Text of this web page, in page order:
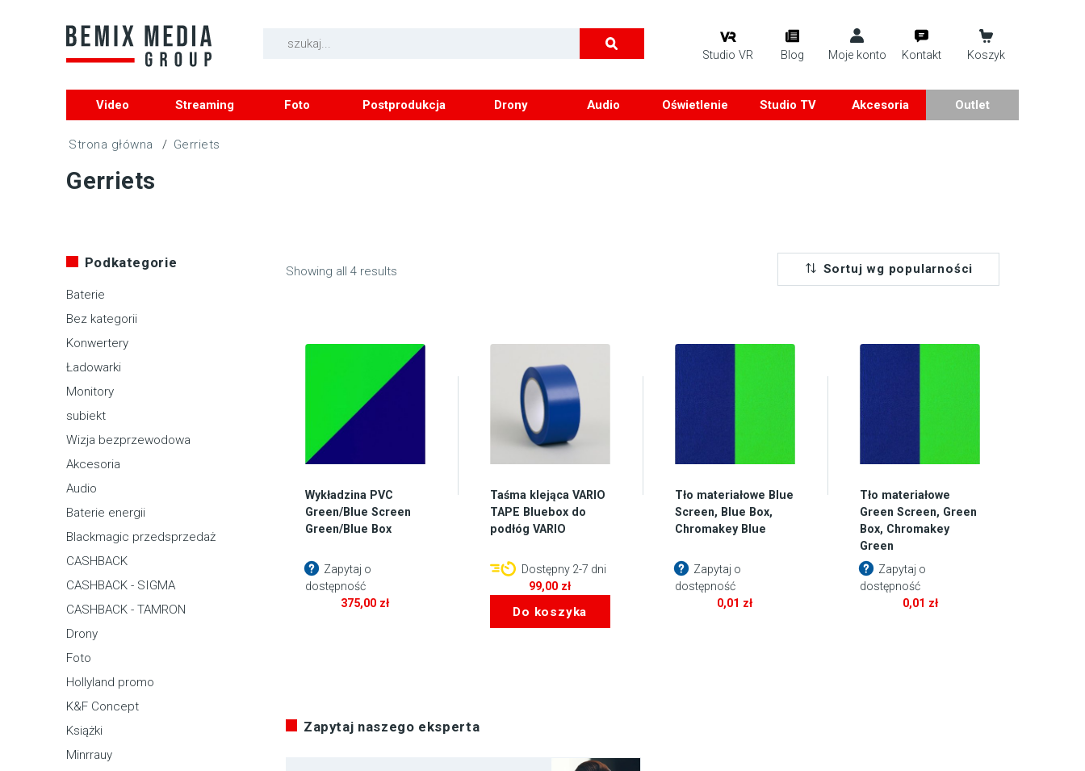
Studio VR Blog Moje konto Kontakt Koszyk
Video Streaming Foto Postprodukcja Drony Audio Oświetlenie Studio TV Akcesoria Outlet
/ Gerriets
Gerriets
Podkategorie
Baterie
Bez kategorii
Konwertery
Ładowarki
Monitory
subiekt
Wizja bezprzewodowa
Akcesoria
Audio
Baterie energii
Blackmagic przedsprzedaż
CASHBACK
CASHBACK - SIGMA
CASHBACK - TAMRON
Drony
Foto
Hollyland promo
K&F Concept
Książki
Minrrauy
Showing all 4 results Sortuj wg popularności
Wykładzina PVC
Green/Blue Screen
Green/Blue Box
Zapytaj o
dostępność
375,00 zł
Taśma klejąca VARIO
TAPE Bluebox do
podłóg VARIO
Dostępny 2-7 dni
99,00 zł
Do koszyka
Tło materiałowe Blue
Screen, Blue Box,
Chromakey Blue
Zapytaj o
dostępność
0,01 zł
Tło materiałowe
Green Screen, Green
Box, Chromakey
Green
Zapytaj o
dostępność
0,01 zł
Zapytaj naszego eksperta